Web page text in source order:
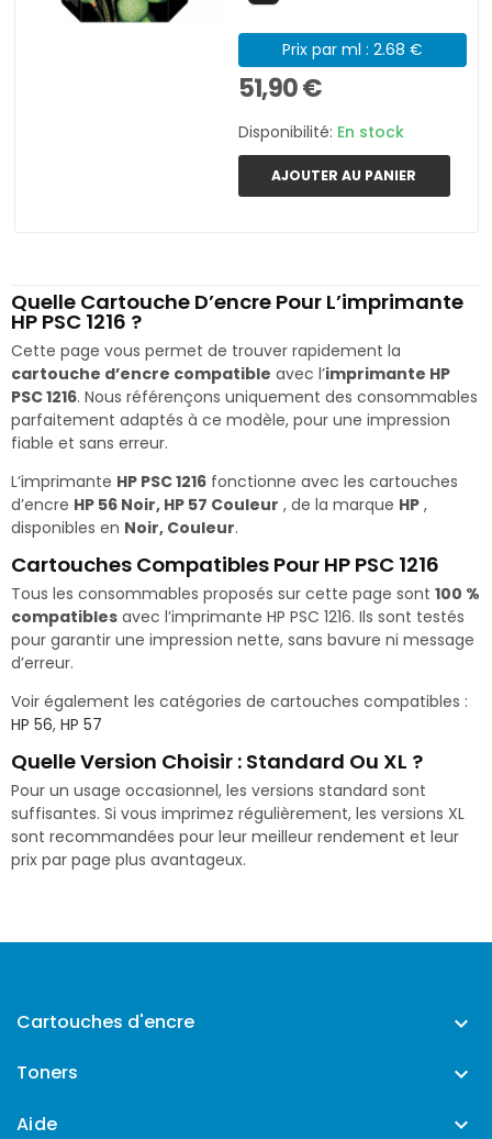
Prix par ml : 2.68 €
51,90 €
Disponibilité: En stock
AJOUTER AU PANIER
Quelle Cartouche D’encre Pour L’imprimante
HP PSC 1216 ?
Cette page vous permet de trouver rapidement la
cartouche d’encre compatible avec l’imprimante HP
PSC 1216. Nous référençons uniquement des consommables
parfaitement adaptés à ce modèle, pour une impression
fiable et sans erreur.
L’imprimante HP PSC 1216 fonctionne avec les cartouches
d’encre HP 56 Noir, HP 57 Couleur , de la marque HP ,
disponibles en Noir, Couleur.
Cartouches Compatibles Pour HP PSC 1216
Tous les consommables proposés sur cette page sont 100 %
compatibles avec l’imprimante HP PSC 1216. Ils sont testés
pour garantir une impression nette, sans bavure ni message
d’erreur.
Voir également les catégories de cartouches compatibles :
HP 56, HP 57
Quelle Version Choisir : Standard Ou XL ?
Pour un usage occasionnel, les versions standard sont
suffisantes. Si vous imprimez régulièrement, les versions XL
sont recommandées pour leur meilleur rendement et leur
prix par page plus avantageux.
Cartouches d'encre 
Toners 
Aide 